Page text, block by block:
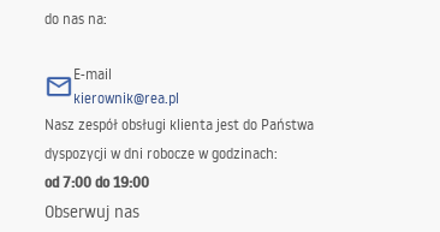
do nas na:
E-mail
kierownik@rea.pl
Nasz zespół obsługi klienta jest do Państwa
dyspozycji w dni robocze w godzinach:
od 7:00 do 19:00
Obserwuj nas